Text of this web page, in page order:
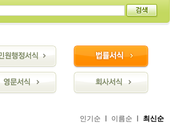
인기순 이름순 최신순